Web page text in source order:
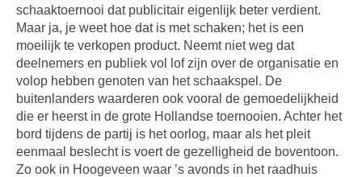
schaaktoernooi dat publicitair eigenlijk beter verdient.
Maar ja, je weet hoe dat is met schaken; het is een
moeilijk te verkopen product. Neemt niet weg dat
deelnemers en publiek vol lof zijn over de organisatie en
volop hebben genoten van het schaakspel. De
buitenlanders waarderen ook vooral de gemoedelijkheid
die er heerst in de grote Hollandse toernooien. Achter het
bord tijdens de partij is het oorlog, maar als het pleit
eenmaal beslecht is voert de gezelligheid de boventoon.
Zo ook in Hoogeveen waar ’s avonds in het raadhuis